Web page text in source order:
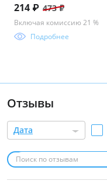
icleaner
214 ₽ 473 ₽
Включая комиссию 21 %
Подробнее
Отзывы
Дата